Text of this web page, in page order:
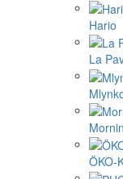
Hario
La
ÖKO-